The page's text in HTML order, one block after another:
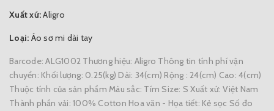
Xuất xứ:Aligro
Loại: Áo sơ mi dài tay
Barcode: ALG1002 Thương hiệu: Aligro Thông tin tính phí vận
chuyển: Khối lượng: 0.25(kg) Dài: 34(cm) Rộng : 24(cm) Cao: 4(cm)
Thuộc tính của sản phẩm Màu sắc: Tím Size: S Xuất xứ: Việt Nam
Thành phần vải: 100% Cotton Hoa văn - Họa tiết: Kẻ sọc Số đo